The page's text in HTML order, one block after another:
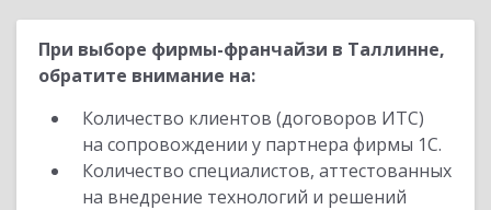
При выборе фирмы-франчайзи в Таллинне,
обратите внимание на:
Количество клиентов (договоров ИТС)
на сопровождении у партнера фирмы 1С.
Количество специалистов, аттестованных
на внедрение технологий и решений